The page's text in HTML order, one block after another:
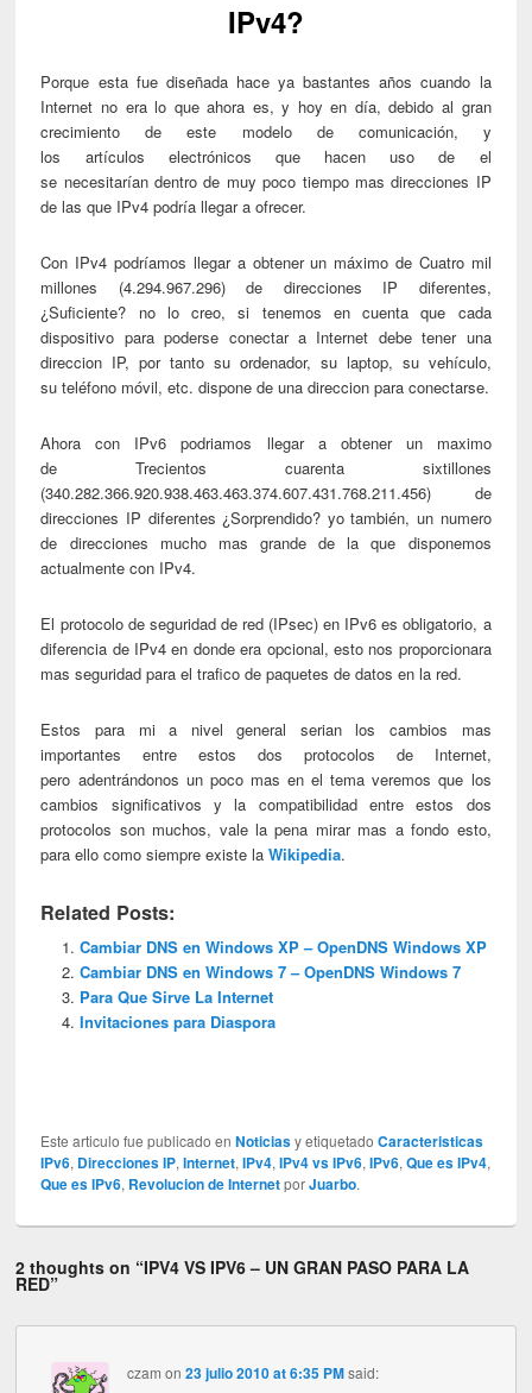
IPv4?
Porque esta fue diseñada hace ya bastantes años cuando la
Internet no era lo que ahora es, y hoy en día, debido al gran
crecimiento de este modelo de comunicación, y
los artículos electrónicos que hacen uso de el
se necesitarían dentro de muy poco tiempo mas direcciones IP
de las que IPv4 podría llegar a ofrecer.
Con IPv4 podríamos llegar a obtener un máximo de Cuatro mil
millones (4.294.967.296) de direcciones IP diferentes,
¿Suficiente? no lo creo, si tenemos en cuenta que cada
dispositivo para poderse conectar a Internet debe tener una
direccion IP, por tanto su ordenador, su laptop, su vehículo,
su teléfono móvil, etc. dispone de una direccion para conectarse.
Ahora con IPv6 podriamos llegar a obtener un maximo
de Trecientos cuarenta sixtillones
(340.282.366.920.938.463.463.374.607.431.768.211.456) de
direcciones IP diferentes ¿Sorprendido? yo también, un numero
de direcciones mucho mas grande de la que disponemos
actualmente con IPv4.
El protocolo de seguridad de red (IPsec) en IPv6 es obligatorio, a
diferencia de IPv4 en donde era opcional, esto nos proporcionara
mas seguridad para el trafico de paquetes de datos en la red.
Estos para mi a nivel general serian los cambios mas
importantes entre estos dos protocolos de Internet,
pero adentrándonos un poco mas en el tema veremos que los
cambios significativos y la compatibilidad entre estos dos
protocolos son muchos, vale la pena mirar mas a fondo esto,
para ello como siempre existe laWikipedia.
Related Posts:
Cambiar DNS en Windows XP – OpenDNS Windows XP
Cambiar DNS en Windows 7 – OpenDNS Windows 7
Para Que Sirve La Internet
Invitaciones para Diaspora
Este articulo fue publicado enNoticiasy etiquetadoCaracteristicas
IPv6, Direcciones IP,Internet,IPv4,IPv4 vs IPv6,IPv6,Que es IPv4,
Que es IPv6, Revolucion de InternetporJuarbo.
2 thoughts on “IPV4 VS IPV6 – UN GRAN PASO PARA LA
RED”
czam on 23 julio 2010 at 6:35 PM said: